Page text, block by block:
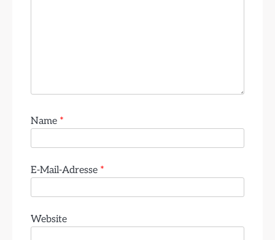
Name *
E-Mail-Adresse *
Website